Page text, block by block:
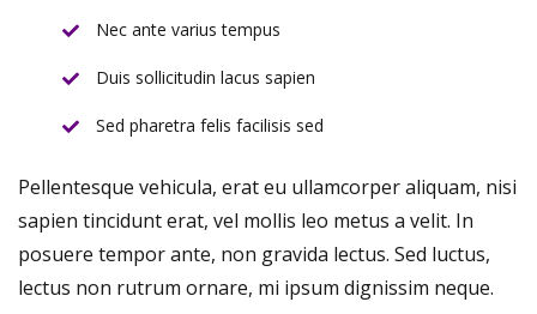
Nec ante varius tempus
Duis sollicitudin lacus sapien
Sed pharetra felis facilisis sed
Pellentesque vehicula, erat eu ullamcorper aliquam, nisi
sapien tincidunt erat, vel mollis leo metus a velit. In
posuere tempor ante, non gravida lectus. Sed luctus,
lectus non rutrum ornare, mi ipsum dignissim neque.